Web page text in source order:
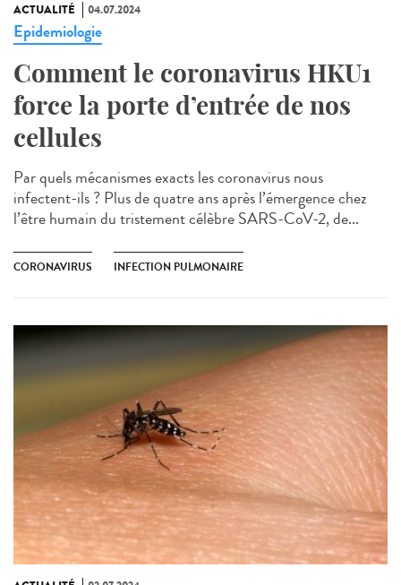
ACTUALITÉ 04.07.2024
Epidemiologie
Comment le coronavirus HKU1
force la porte d’entrée de nos
cellules
Par quels mécanismes exacts les coronavirus nous
infectent-ils ? Plus de quatre ans après l’émergence chez
l’être humain du tristement célèbre SARS-CoV-2, de...
CORONAVIRUS INFECTION PULMONAIRE